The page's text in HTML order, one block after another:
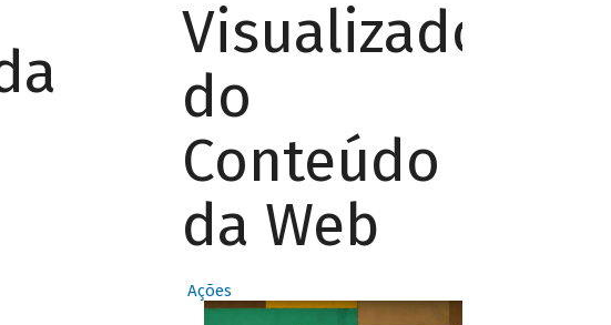
Visualizador
do
Conteúdo
da Web
Ações